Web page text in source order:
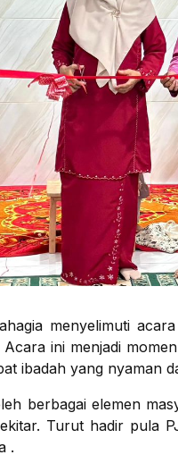
menyelimuti
ini menjadi
ibadah yang nyaman
berbagai elemen
Turut hadir pula
.